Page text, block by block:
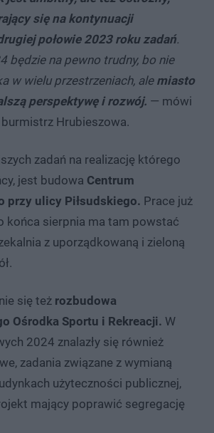
się na kontynuacji
połowie 2023 roku zadań.
będzie na pewno trudny, bo nie
w wielu przestrzeniach, ale miasto
perspektywę i rozwój. — mówi
Hrubieszowa.
zadań na realizację którego
jest budowa Centrum
przy ulicy Piłsudskiego. Prace już
końca sierpnia ma tam powstać
z uporządkowaną i zieloną
się też rozbudowa
Ośrodka Sportu i Rekreacji. W
2024 znalazły się również
zadania związane z wymianą
użyteczności publicznej,
mający poprawić segregację